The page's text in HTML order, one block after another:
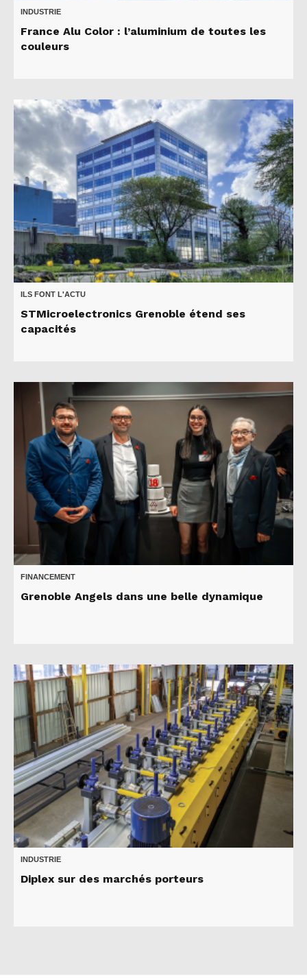
INDUSTRIE
France Alu Color : l’aluminium de toutes les
couleurs
ILS FONT L'ACTU
STMicroelectronics Grenoble étend ses
capacités
FINANCEMENT
Grenoble Angels dans une belle dynamique
INDUSTRIE
Diplex sur des marchés porteurs